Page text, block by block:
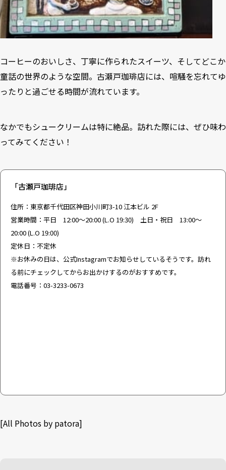
コーヒーのおいしさ、丁寧に作られたスイーツ、そしてどこか
童話の世界のような空間。古瀬戸珈琲店には、喧騒を忘れてゆ
ったりと過ごせる時間が流れています。
なかでもシュークリームは特に絶品。訪れた際には、ぜひ味わ
ってみてください！
「古瀬戸珈琲店」
住所：東京都千代田区神田小川町3-10 江本ビル 2F
営業時間：平日 12:00〜20:00 (L.O 19:30) 土日・祝日 13:00〜
20:00 (L.O 19:00)
定休日：不定休
※お休みの日は、 公式Instagramでお知らせしているそうです。訪れ
る前にチェックしてからお出かけするのがおすすめです。
電話番号：03-3233-0673
[All Photos by patora]